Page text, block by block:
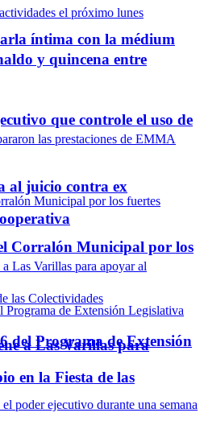
y quincena entre
al juicio contra ex
a Las Varillas para
en la Fiesta de las
íntima con la médium
que controle el uso de
Corralón Municipal por los
del Programa de Extensión